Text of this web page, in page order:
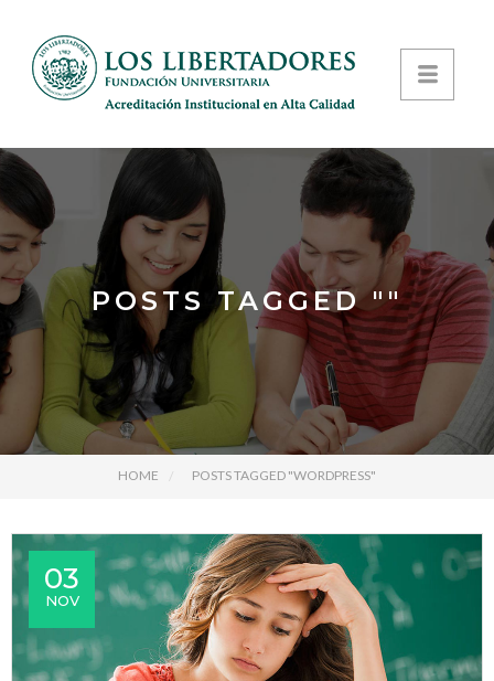
POSTS TAGGED ""
HOME POSTS TAGGED "WORDPRESS"
03
NOV